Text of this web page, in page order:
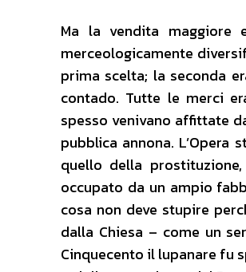
Ma la vendita maggiore
merceologicamente
prima scelta; la seconda
contado. Tutte le merci
spesso venivano affittate
pubblica annona.
quello della
occupato da un ampio
cosa non deve stupire
dalla Chiesa – come un
Cinquecento il lupanare fu